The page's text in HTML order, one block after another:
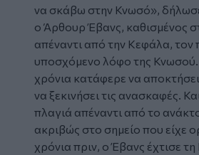
να σκάβω στην Κνωσό»,
ο Άρθουρ Έβανς, καθισμένος
απέναντι από την Κεφάλα, τον
υποσχόμενο λόφο της
χρόνια κατάφερε να
να ξεκινήσει τις ανασκαφές.
πλαγιά απέναντι από το
ακριβώς στο σημείο που είχε
χρόνια πριν, ο Έβανς έχτισε